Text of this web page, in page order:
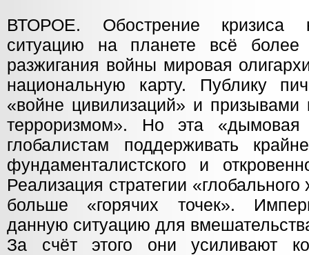
ВТОРОЕ. Обострение кризиса
ситуацию на планете всё более
разжигания войны мировая
национальную карту. Публику
«войне цивилизаций» и
терроризмом». Но эта
глобалистам поддерживать
фундаменталистского и
Реализация стратегии
больше «горячих точек».
данную ситуацию для
За счёт этого они усиливают